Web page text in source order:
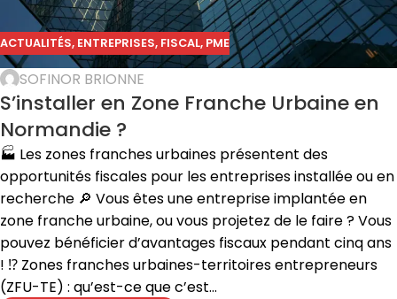
ACTUALITÉS, ENTREPRISES, FISCAL, PME
SOFINOR BRIONNE
S’installer en Zone Franche Urbaine en
Normandie ?
🏭 Les zones franches urbaines présentent des
opportunités fiscales pour les entreprises installée ou en
recherche 🔎 Vous êtes une entreprise implantée en
zone franche urbaine, ou vous projetez de le faire ? Vous
pouvez bénéficier d’avantages fiscaux pendant cinq ans
! ⁉️ Zones franches urbaines-territoires entrepreneurs
(ZFU-TE) : qu’est-ce que c’est...